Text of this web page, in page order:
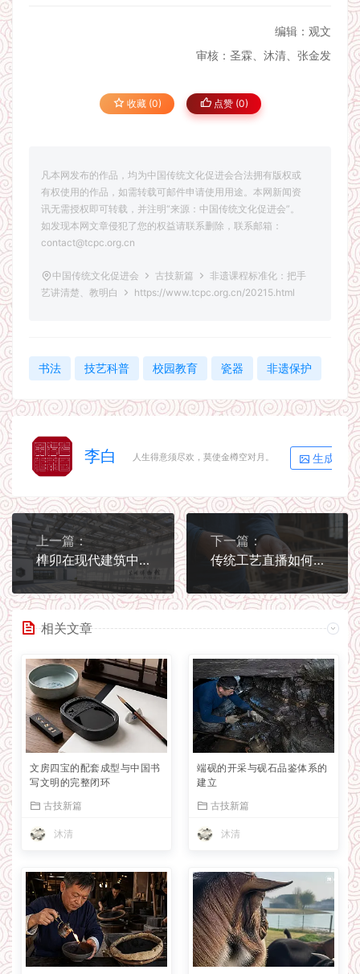
编辑：观文
审核：圣霖、沐清、张金发
收藏 (0) 点赞 (0)
凡本网发布的作品，均为中国传统文化促进会合法拥有版权或
有权使用的作品，如需转载可邮件申请使用用途。本网新闻资
讯无需授权即可转载，并注明“来源：中国传统文化促进会”。
如发现本网文章侵犯了您的权益请联系删除，联系邮箱：
contact@tcpc.org.cn
中国传统文化促进会 古技新篇
非遗课程标准化：把手
艺讲清楚、教明白
https://www.tcpc.org.cn/20215.html
书法 技艺科普 校园教育 瓷器 非遗保护
李白 人生得意须尽欢，莫使金樽空对月。 生成海报
上一篇：
榫卯在现代建筑中的新生
下一篇：
传统工艺直播如何守住真实感
相关文章
文房四宝的配套成型与中国书
写文明的完整闭环
古技新篇
沐清
端砚的开采与砚石品鉴体系的
建立
古技新篇
沐清